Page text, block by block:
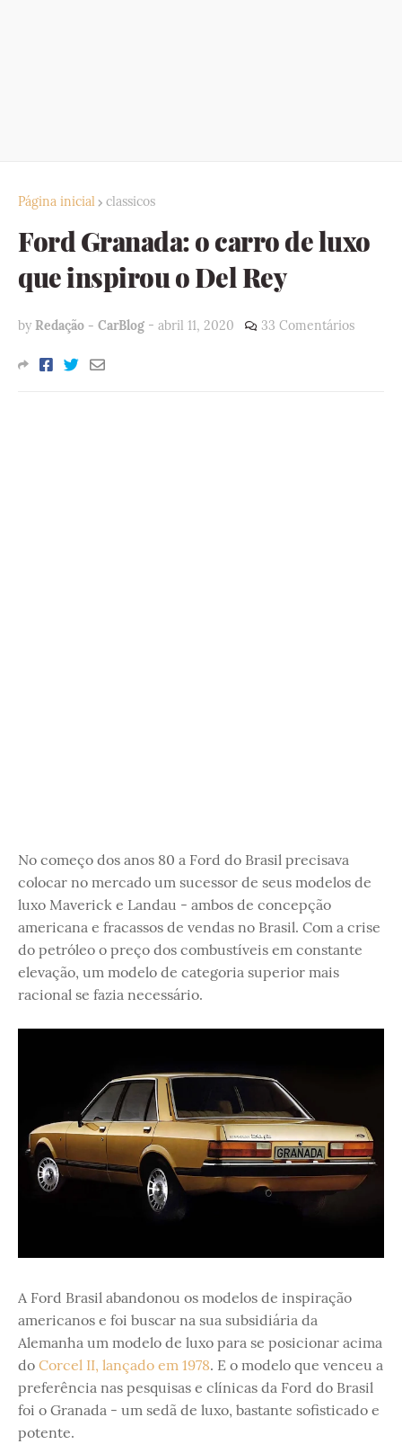
Página inicial classicos
Ford Granada: o carro de luxo
que inspirou o Del Rey
by Redação - CarBlog - abril 11, 2020 33 Comentários
No começo dos anos 80 a Ford do Brasil precisava
colocar no mercado um sucessor de seus modelos de
luxo Maverick e Landau - ambos de concepção
americana e fracassos de vendas no Brasil. Com a crise
do petróleo o preço dos combustíveis em constante
elevação, um modelo de categoria superior mais
racional se fazia necessário.
A Ford Brasil abandonou os modelos de inspiração
americanos e foi buscar na sua subsidiária da
Alemanha um modelo de luxo para se posicionar acima
do Corcel II, lançado em 1978. E o modelo que venceu a
preferência nas pesquisas e clínicas da Ford do Brasil
foi o Granada - um sedã de luxo, bastante sofisticado e
potente.